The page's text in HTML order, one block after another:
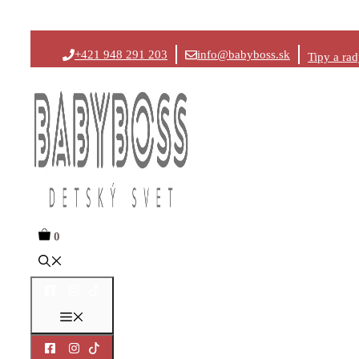
na
+421 948 291 203 info@babyboss.sk Tipy a
0